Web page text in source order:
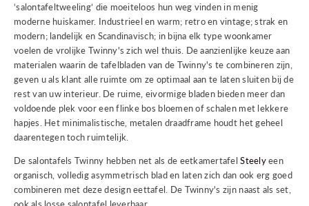
‘salontafeltweeling’ die moeiteloos hun weg vinden in menig
moderne huiskamer. Industrieel en warm; retro en vintage; strak en
modern; landelijk en Scandinavisch; in bijna elk type woonkamer
voelen de vrolijke Twinny's zich wel thuis. De aanzienlijke keuze aan
materialen waarin de tafelbladen van de Twinny's te combineren zijn,
geven u als klant alle ruimte om ze optimaal aan te laten sluiten bij de
rest van uw interieur. De ruime, eivormige bladen bieden meer dan
voldoende plek voor een flinke bos bloemen of schalen met lekkere
hapjes. Het minimalistische, metalen draadframe houdt het geheel
daarentegen toch ruimtelijk.
De salontafels Twinny hebben net als de eetkamertafelSteelyeen
organisch, volledig asymmetrisch blad en laten zich dan ook erg goed
combineren met deze design eettafel. De Twinny's zijn naast als set,